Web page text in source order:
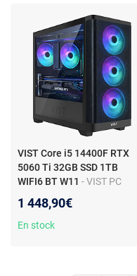
VIST Core i5 14400F RTX
5060 Ti 32GB SSD 1TB
WIFI6 BT W11 - VIST PC
RAM 32Go - NVIDIA GeForce
5060Ti - SSD 1To M.2 - W11
1 448,90€
En stock